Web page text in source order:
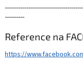
----------
Reference na
https://